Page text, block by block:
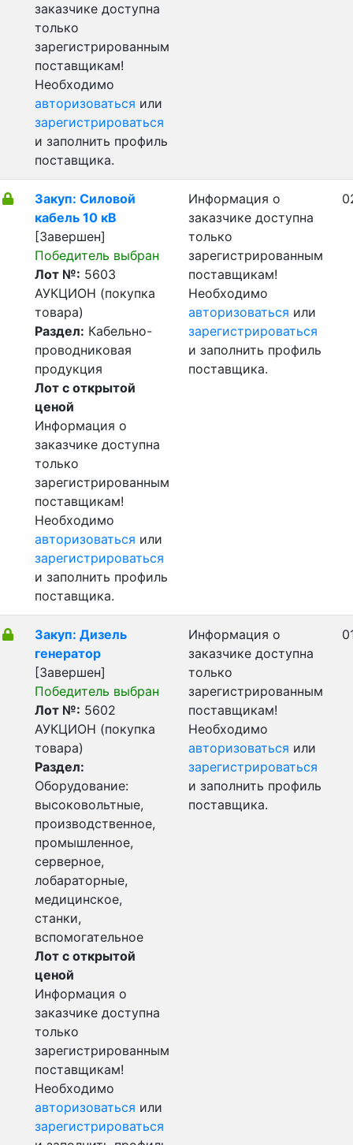
заказчике доступна
только
зарегистрированным
поставщикам!
Необходимо
авторизоваться или
зарегистрироваться
и заполнить профиль
поставщика.
Закуп: Силовой
кабель 10 кВ
[Завершен]
Победитель выбран
Лот №: 5603
АУКЦИОН (покупка
товара)
Раздел: Кабельно-
проводниковая
продукция
Лот с открытой
ценой
Информация о
заказчике доступна
только
зарегистрированным
поставщикам!
Необходимо
авторизоваться или
зарегистрироваться
и заполнить профиль
поставщика.
Информация о
заказчике доступна
только
зарегистрированным
поставщикам!
Необходимо
авторизоваться или
зарегистрироваться
и заполнить профиль
поставщика.
Закуп: Дизель
генератор
[Завершен]
Победитель выбран
Лот №: 5602
АУКЦИОН (покупка
товара)
Раздел:
Оборудование:
высоковольтные,
производственное,
промышленное,
серверное,
лобараторные,
медицинское,
станки,
вспомогательное
Лот с открытой
ценой
Информация о
заказчике доступна
только
зарегистрированным
поставщикам!
Необходимо
авторизоваться или
зарегистрироваться
Информация о
заказчике доступна
только
зарегистрированным
поставщикам!
Необходимо
авторизоваться или
зарегистрироваться
и заполнить профиль
поставщика.